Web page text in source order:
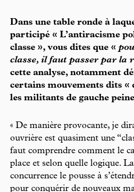
Dans une table ronde à
participé « L’antiracisme
classe », vous dites que «
classe, il faut passer par la
cette analyse, notamment
certains mouvements dits «
les militants de gauche
« De manière provocante, je
ouvrière est quasiment une
faut comprendre comment le
place et selon quelle logique.
concurrence le pousse à
pour conquérir de nouveaux